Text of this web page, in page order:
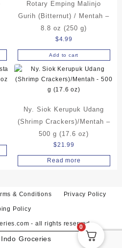
Rotary Emping Malinjo
Gurih (Bitternut) / Mentah –
8.8 oz (250 g)
$4.99
Add to cart
Ny. Siok Kerupuk Udang
(Shrimp Crackers)/Mentah –
500 g (17.6 oz)
$21.99
Read more
& Conditions Privacy Policy
Policy
- all rights reserved
Indo Groceries
0